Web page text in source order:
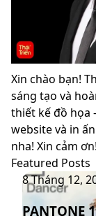
Xin chào bạn!
sáng tạo và
thiết kế đồ họa
website và in
nha! Xin cảm ơn!
Featured Posts
PANTONE
11-
4201
8 Tháng 12,
PANTONE